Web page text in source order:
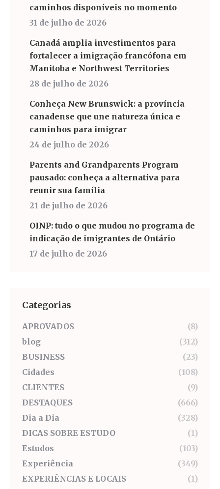
caminhos disponíveis no momento
31 de julho de 2026
Canadá amplia investimentos para
fortalecer a imigração francófona em
Manitoba e Northwest Territories
28 de julho de 2026
Conheça New Brunswick: a província
canadense que une natureza única e
caminhos para imigrar
24 de julho de 2026
Parents and Grandparents Program
pausado: conheça a alternativa para
reunir sua família
21 de julho de 2026
OINP: tudo o que mudou no programa de
indicação de imigrantes de Ontário
17 de julho de 2026
Categorias
APROVADOS
(8)
blog
(312)
BUSINESS
(23)
Cidades
(108)
CLIENTES
(9)
DESTAQUES
(666)
Dia a Dia
(328)
DICAS SOBRE ESTUDO
(1)
Estudos
(103)
Experiência
(349)
EXPERIÊNCIAS E LOCAIS
(1)